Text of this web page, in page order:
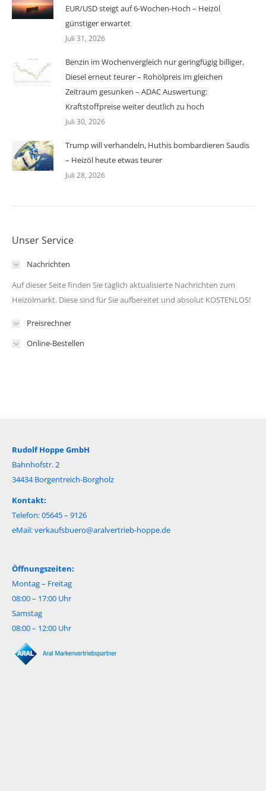
EUR/USD steigt auf 6-Wochen-Hoch – Heizöl
günstiger erwartet
Juli 31, 2026
Benzin im Wochenvergleich nur geringfügig billiger,
Diesel erneut teurer – Rohölpreis im gleichen
Zeitraum gesunken – ADAC Auswertung:
Kraftstoffpreise weiter deutlich zu hoch
Juli 30, 2026
Trump will verhandeln, Huthis bombardieren Saudis
– Heizöl heute etwas teurer
Juli 28, 2026
Unser Service
Nachrichten
Auf dieser Seite finden Sie täglich aktualisierte Nachrichten zum
Heizölmarkt. Diese sind für Sie aufbereitet und absolut KOSTENLOS!
Preisrechner
Online-Bestellen
Rudolf Hoppe GmbH
Bahnhofstr. 2
34434 Borgentreich-Borgholz
Kontakt:
Telefon: 05645 – 9126
eMail:verkaufsbuero@aralvertrieb-hoppe.de
Öffnungszeiten:
Montag – Freitag
08:00 – 17:00 Uhr
Samstag
08:00 – 12:00 Uhr